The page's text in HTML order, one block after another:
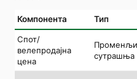
Компонента Тип
Спот/
велепродајна
цена
сутрашња